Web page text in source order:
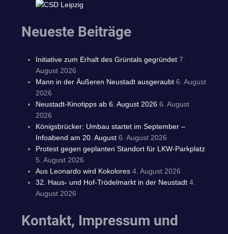
Neueste Beiträge
Initiative zum Erhalt des Grüntals gegründet 7.
August 2026
Mann in der Äußeren Neustadt ausgeraubt 6. August
2026
Neustadt-Kinotipps ab 6. August 2026 6. August
2026
Königsbrücker: Umbau startet im September –
Infoabend am 20. August 6. August 2026
Protest gegen geplanten Standort für LKW-Parkplatz
5. August 2026
Aus Leonardo wird Kokolores 4. August 2026
32. Haus- und Hof-Trödelmarkt in der Neustadt 4.
August 2026
Kontakt, Impressum und